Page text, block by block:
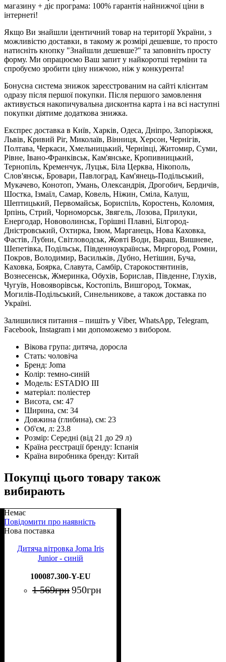
магазину + діє програма: 100% гарантія найнижчої ціни в
інтернеті!
Якщо Ви знайшли ідентичний товар на території України, з
можливістю доставки, в такому ж розмірі дешевше, то просто
натисніть кнопку "Знайшли дешевше?" та заповніть просту
форму. Ми опрацюємо Ваш запит у найкоротші терміни та
спробуємо зробити ціну нижчою, ніж у конкурента!
Бонусна система знижок зареєстрованим на сайті клієнтам
одразу після першої покупки. Після першого замовлення
активується накопичувальна дисконтна карта і на всі наступні
покупки діятиме додаткова знижка.
Експрес доставка в Київ, Харків, Одеса, Дніпро, Запоріжжя,
Львів, Кривий Ріг, Миколаїв, Вінниця, Херсон, Чернігів,
Полтава, Черкаси, Хмельницький, Чернівці, Житомир, Суми,
Рівне, Івано-Франківськ, Кам'янське, Кропивницький,
Тернопіль, Кременчук, Луцьк, Біла Церква, Нікополь,
Слов'янськ, Бровари, Павлоград, Кам'янець-Подільський,
Мукачево, Конотоп, Умань, Олександрія, Дрогобич, Бердичів,
Шостка, Ізмаїл, Самар, Ковель, Ніжин, Сміла, Калуш,
Шептицький, Первомайськ, Бориспіль, Коростень, Коломия,
Ірпінь, Стрий, Чорноморськ, Звягель, Лозова, Прилуки,
Енергодар, Нововолинськ, Горішні Плавні, Білгород-
Дністровський, Охтирка, Ізюм, Марганець, Нова Каховка,
Фастів, Лубни, Світловодськ, Жовті Води, Вараш, Вишневе,
Шепетівка, Подільськ, Південноукраїнськ, Миргород, Ромни,
Покров, Володимир, Васильків, Дубно, Нетішин, Буча,
Каховка, Боярка, Славута, Самбір, Старокостянтинів,
Вознесенськ, Жмеринка, Обухів, Борислав, Південне, Глухів,
Чугуїв, Новояворівськ, Костопіль, Вишгород, Токмак,
Могилів-Подільський, Синельникове, а також доставка по
Україні.
Залишилися питання – пишіть у Viber, WhatsApp, Telegram,
Facebook, Instagram і ми допоможемо з вибором.
Вікова група: дитяча, доросла
Стать: чоловіча
Бренд: Joma
Колір: темно-синій
Модель: ESTADIO III
матеріал: поліестер
Висота, см: 47
Ширина, см: 34
Довжина (глибина), см: 23
Об'єм, л: 23.8
Розмір: Середні (від 21 до 29 л)
Країна реєстрації бренду: Іспанія
Країна виробника бренду: Китай
Покупці цього товару також
вибирають
Немає
Повідомити про наявність
Нова поставка
Дитяча вітровка Joma Iris
Junior - синій
100087.300-Y-EU
1 569грн950грн